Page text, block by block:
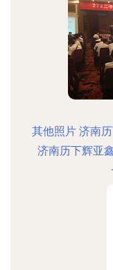
其他照片 济南
济南历下辉亚